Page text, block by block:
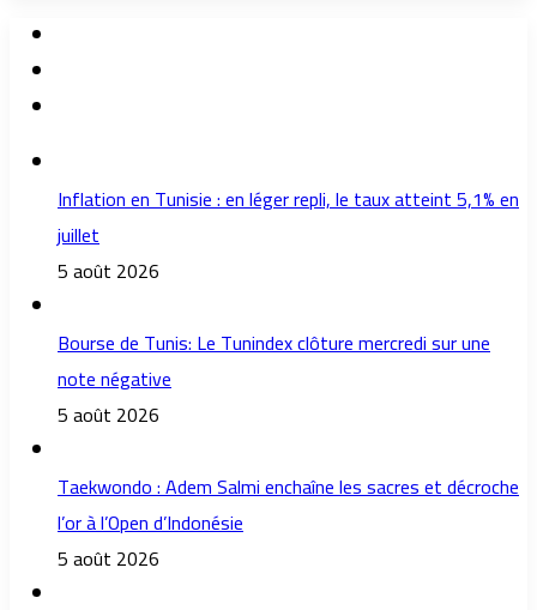
Inflation en Tunisie : en léger repli, le taux atteint 5,1% en
juillet
5 août 2026
Bourse de Tunis: Le Tunindex clôture mercredi sur une
note négative
5 août 2026
Taekwondo : Adem Salmi enchaîne les sacres et décroche
l’or à l’Open d’Indonésie
5 août 2026